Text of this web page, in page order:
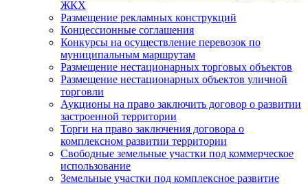
ЖКХ
Размещение рекламных конструкций
Концессионные соглашения
Конкурсы на осуществление перевозок по
муниципальным маршрутам
Размещение нестационарных торговых объектов
Размещение нестационарных объектов уличной
торговли
Аукционы на право заключить договор о развитии
застроенной территории
Торги на право заключения договора о
комплексном развитии территории
Свободные земельные участки под коммерческое
использование
Земельные участки под комплексное развитие